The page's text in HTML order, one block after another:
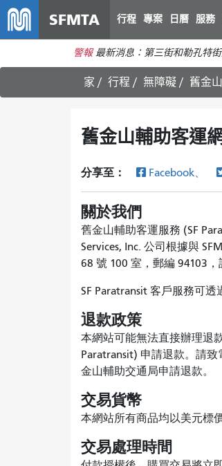
SFMTA 行程 專案 日曆 服務
警報 最新消息：第三街和勒孔特
家 行程 無障礙 舊金
舊金山輔助客運
分享至： Facebook、
關於我們
舊金山輔助客運服務 (SF
Services, Inc. 公司根據與
68 號 100 室，郵編 94103
SF Paratransit 客戶服務可透
退款政策
本網站可能無法直接辦理退
Paratransit) 申請退款。請
金山輔助交通局申請退款。
交易貨幣
本網站所有商品均以美元標
交易處理時間